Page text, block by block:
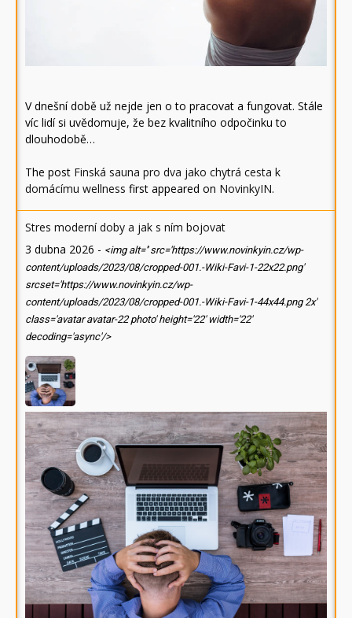
V dnešní době už nejde jen o to pracovat a fungovat. Stále
víc lidí si uvědomuje, že bez kvalitního odpočinku to
dlouhodobě…
The post Finská sauna pro dva jako chytrá cesta k
domácímu wellness first appeared on NovinkyIN.
Stres moderní doby a jak s ním bojovat
3 dubna 2026 - <img alt='' src='https://www.novinkyin.cz/wp-
content/uploads/2023/08/cropped-001.-Wiki-Favi-1-22x22.png'
srcset='https://www.novinkyin.cz/wp-
content/uploads/2023/08/cropped-001.-Wiki-Favi-1-44x44.png 2x'
class='avatar avatar-22 photo' height='22' width='22'
decoding='async'/>